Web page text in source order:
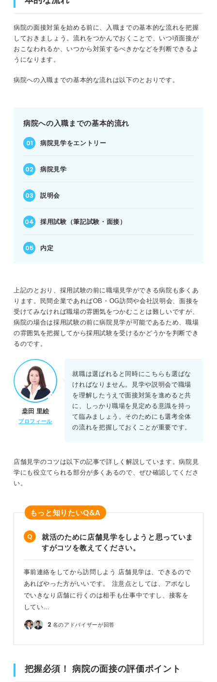
病院の面接対策を始める前に、入職までの基本的な流れを把握
しておきましょう。流れをつかんでおくことで、いつ頃面接が
おこなわれるか、いつから対策するべきかなどを判断できるよ
うになります。
病院への入職までの基本的な流れは以下のとおりです。
病院への入職までの基本的流れ
病院見学をエントリー
病院見学
説明会
採用試験（筆記試験・面接）
内定
上記のとおり、採用試験の前に職場見学ができる病院も多くあ
ります。民間企業であればOB・OG訪問や会社説明会、面接を
受けてみなければ職場の雰囲気をつかむことは難しいですが、
病院の場合は採用試験の前に病院見学が可能であるため、職場
の雰囲気を把握してから採用試験を受けるかどうかを判断でき
るのです。
桒田 里絵
プロフィール
就職は選ばれると同時にこちらも選ばな
ければなりません。見学や説明会で職場
を理解したうえで面接対策を進めると共
に、しっかり職場を見定める意識を持っ
て臨みましょう。そのためにも選考全体
の流れを把握しておくことが重要です。
店舗見学のコツは以下の記事で詳しく解説しています。病院見
学にも役立てられる部分が多くあるので、ぜひ確認してくださ
い。
もっと知りたいQ&A
就活のために店舗見学をしようと思っていま
すがコツを教えてください。
事前連絡をしてから訪問しよう 店舗見学は、できるので
あればやった方がいいです。 注意点としては、アポなし
でいきなり店舗に行くのは相手も仕事中ですし、接客を
してい…
2 名のアドバイザーが回答
把握必須！ 病院の面接の評価ポイント
マナーも解説！ 病院の面接の入室から退室までの流れ
①入室
②質問の受け答え
身だしなみにも注意！ 病院の面接を攻略して第一志望合
格を目指そう